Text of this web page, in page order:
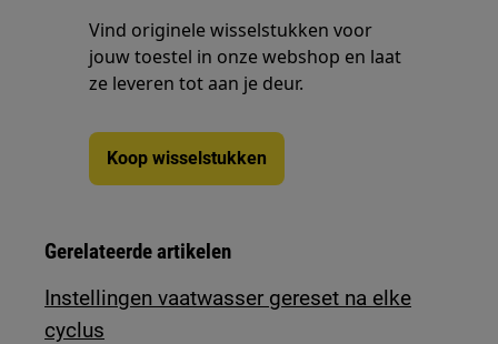
Vind originele wisselstukken voor
jouw toestel in onze webshop en laat
ze leveren tot aan je deur.
Koop wisselstukken
Gerelateerde artikelen
Instellingen vaatwasser gereset na elke
cyclus